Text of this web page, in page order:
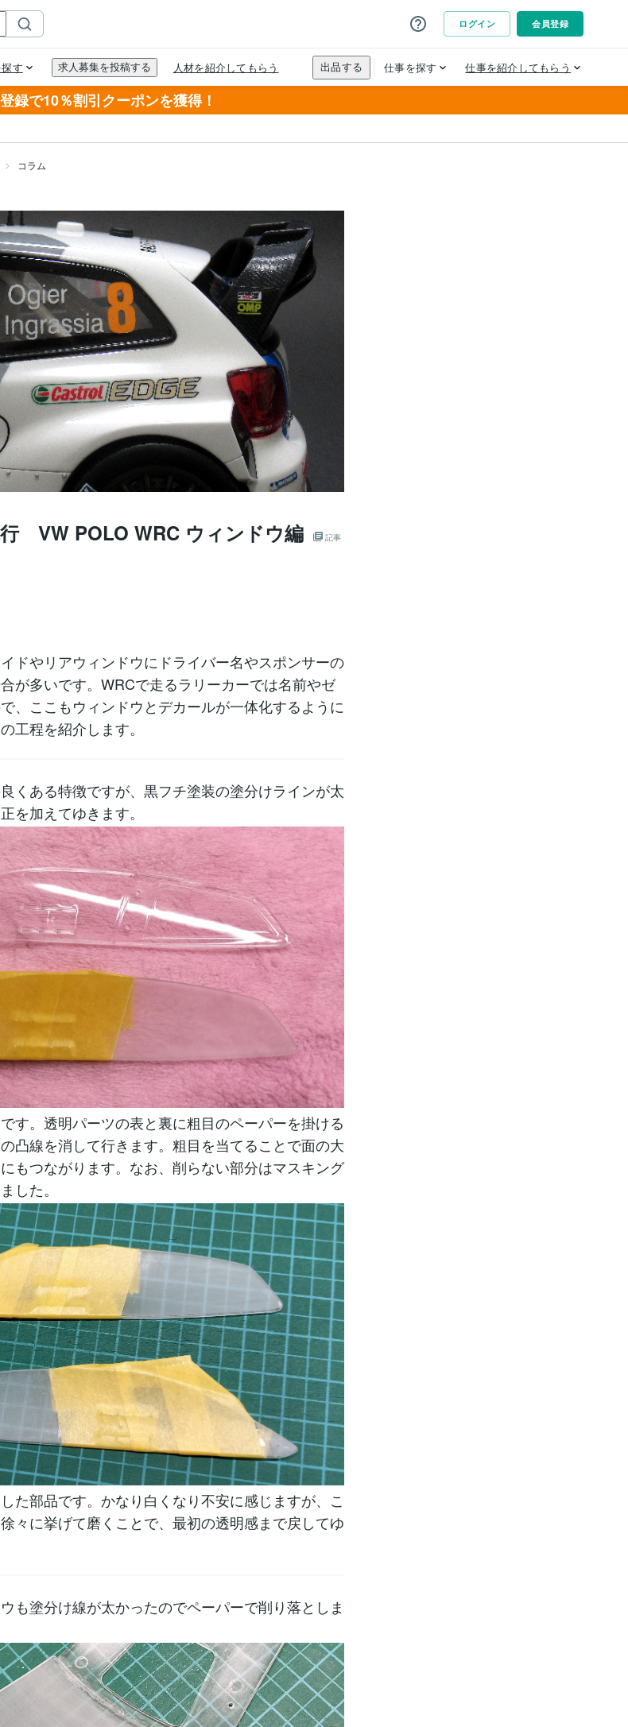
録で10％割引クーポンを獲得！
コラム
VW POLO WRC ウィンドウ編 記事
ドやリアウィンドウにドライバー名やスポンサーの
が多いです。WRCで走るラリーカーでは名前やゼ
、ここもウィンドウとデカールが一体化するように
工程を紹介します。
くある特徴ですが、黒フチ塗装の塗分けラインが太
を加えてゆきます。
す。透明パーツの表と裏に粗目のペーパーを掛ける
凸線を消して行きます。粗目を当てることで面の大
もつながります。なお、削らない部分はマスキング
した。
た部品です。かなり白くなり不安に感じますが、こ
々に挙げて磨くことで、最初の透明感まで戻してゆ
も塗分け線が太かったのでペーパーで削り落としま